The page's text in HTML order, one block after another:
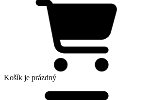
Košík je prázdný